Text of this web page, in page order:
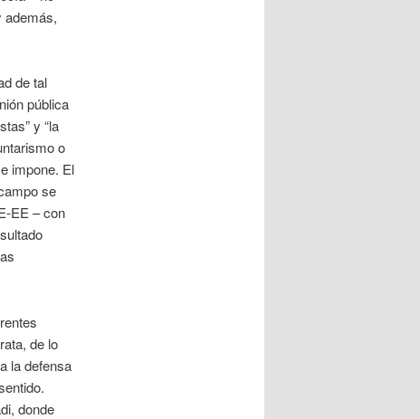
además,
de tal
pública
y “la
o
impone. El
se
EE – con
de lo
la defensa
donde